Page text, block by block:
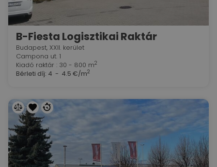
B-Fiesta Logisztikai Raktár
Budapest, XXII. kerület
Campona ut. 1
Kiadó raktár : 30 - 800 m2
Bérleti díj: 4 - 4.5 €/m2